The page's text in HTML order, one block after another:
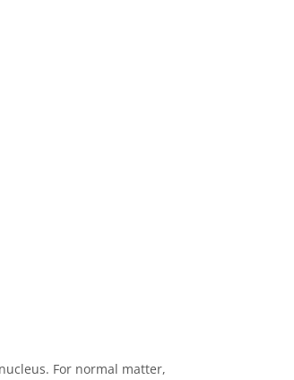
For normal matter,